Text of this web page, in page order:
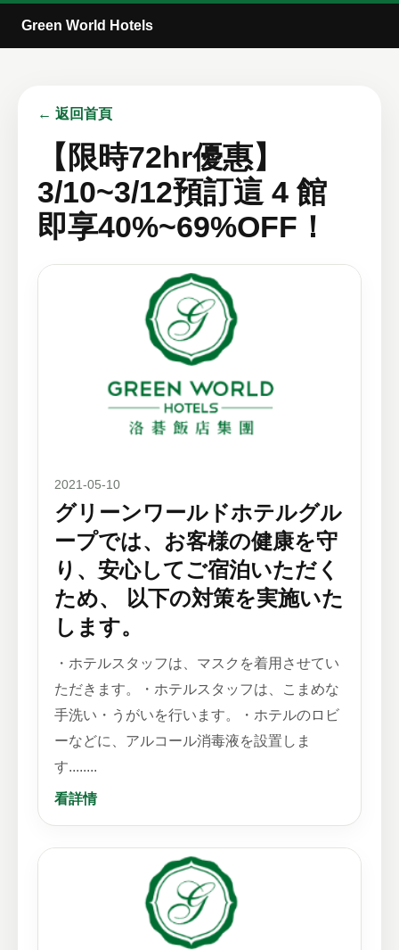
Green World Hotels
← 返回首頁
【限時72hr優惠】
3/10~3/12預訂這 4 館
即享40%~69%OFF！
2021-05-10
グリーンワールドホテルグル
ープでは、お客様の健康を守
り、安心してご宿泊いただく
ため、 以下の対策を実施いた
します。
・ホテルスタッフは、マスクを着用させてい
ただきます。・ホテルスタッフは、こまめな
手洗い・うがいを行います。・ホテルのロビ
ーなどに、アルコール消毒液を設置しま
す........
看詳情